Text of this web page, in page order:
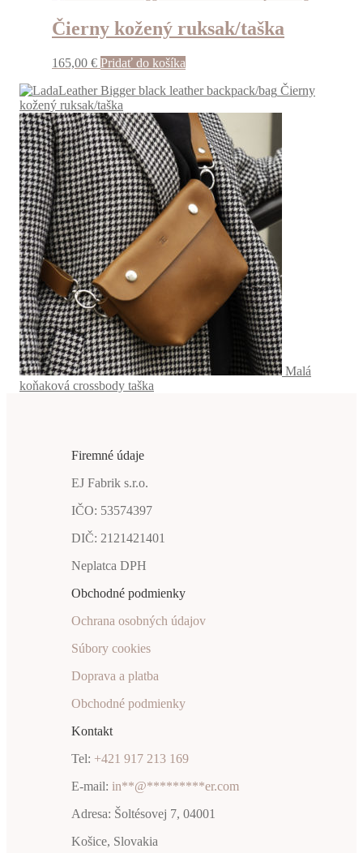
Čierny kožený ruksak/taška
165,00 € Pridať do košíka
Čierny
kožený ruksak/taška
Malá
koňaková crossbody taška
Firemné údaje
EJ Fabrik s.r.o.
IČO: 53574397
DIČ: 2121421401
Neplatca DPH
Obchodné podmienky
Ochrana osobných údajov
Súbory cookies
Doprava a platba
Obchodné podmienky
Kontakt
Tel: +421 917 213 169
E-mail: in**@*********er.com
Adresa: Šoltésovej 7, 04001
Košice, Slovakia